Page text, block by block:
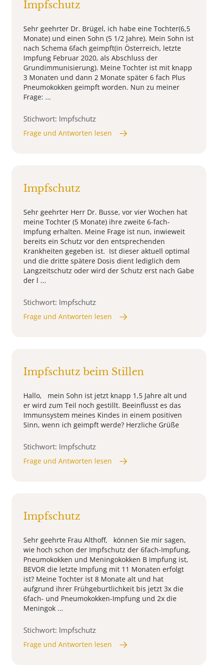
Impfschutz
Sehr geehrter Dr. Brügel, ich habe eine Tochter(6,5
Monate) und einen Sohn (5 1/2 Jahre). Mein Sohn ist
nach Schema 6fach geimpft(in Österreich, letzte
Impfung Februar 2020, als Abschluss der
Grundimmunisierung). Meine Tochter ist mit knapp
3 Monaten und dann 2 Monate später 6 fach Plus
Pneumokokken geimpft worden. Nun zu meiner
Frage: ...
Stichwort: Impfschutz
Frage und Antworten lesen
Impfschutz
Sehr geehrter Herr Dr. Busse, vor vier Wochen hat
meine Tochter (5 Monate) ihre zweite 6-fach-
Impfung erhalten. Meine Frage ist nun, inwieweit
bereits ein Schutz vor den entsprechenden
Krankheiten gegeben ist. Ist dieser aktuell optimal
und die dritte spätere Dosis dient lediglich dem
Langzeitschutz oder wird der Schutz erst nach Gabe
der l ...
Stichwort: Impfschutz
Frage und Antworten lesen
Impfschutz beim Stillen
Hallo, mein Sohn ist jetzt knapp 1,5 Jahre alt und
er wird zum Teil noch gestillt. Beeinflusst es das
Immunsystem meines Kindes in einem positiven
Sinn, wenn ich geimpft werde? Herzliche Grüße
Stichwort: Impfschutz
Frage und Antworten lesen
Impfschutz
Sehr geehrte Frau Althoff, können Sie mir sagen,
wie hoch schon der Impfschutz der 6fach-Impfung,
Pneumokokken und Meningokokken B Impfung ist,
BEVOR die letzte Impfung mit 11 Monaten erfolgt
ist? Meine Tochter ist 8 Monate alt und hat
aufgrund ihrer Frühgeburtlichkeit bis jetzt 3x die
6fach- und Pneumokokken-Impfung und 2x die
Meningok ...
Stichwort: Impfschutz
Frage und Antworten lesen